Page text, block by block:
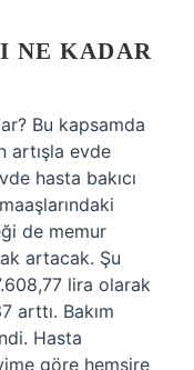
NE KADAR
Bu kapsamda
artışla evde
hasta bakıcı
de memur
artacak. Şu
lira olarak
arttı. Bakım
Hasta
göre hemşire